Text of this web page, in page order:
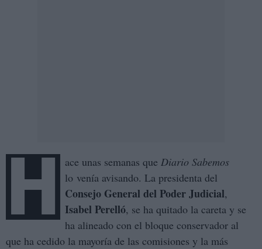
H ace unas semanas que Diario Sabemos
lo venía avisando. La presidenta del
Consejo General del Poder Judicial,
Isabel Perelló, se ha quitado la careta y se
ha alineado con el bloque conservador al
que ha cedido la mayoría de las comisiones y la más